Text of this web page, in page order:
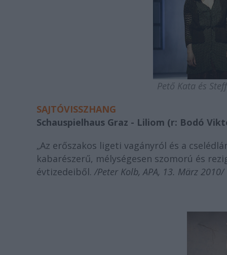
Pető Kata és
SAJTÓVISSZHANG
Schauspielhaus Graz - Liliom (r: Bodó
„Az erőszakos ligeti vagányról és a
kabarészerű, mélységesen szomorú és
évtizedeiből./Peter Kolb, APA, 13. März 2010/